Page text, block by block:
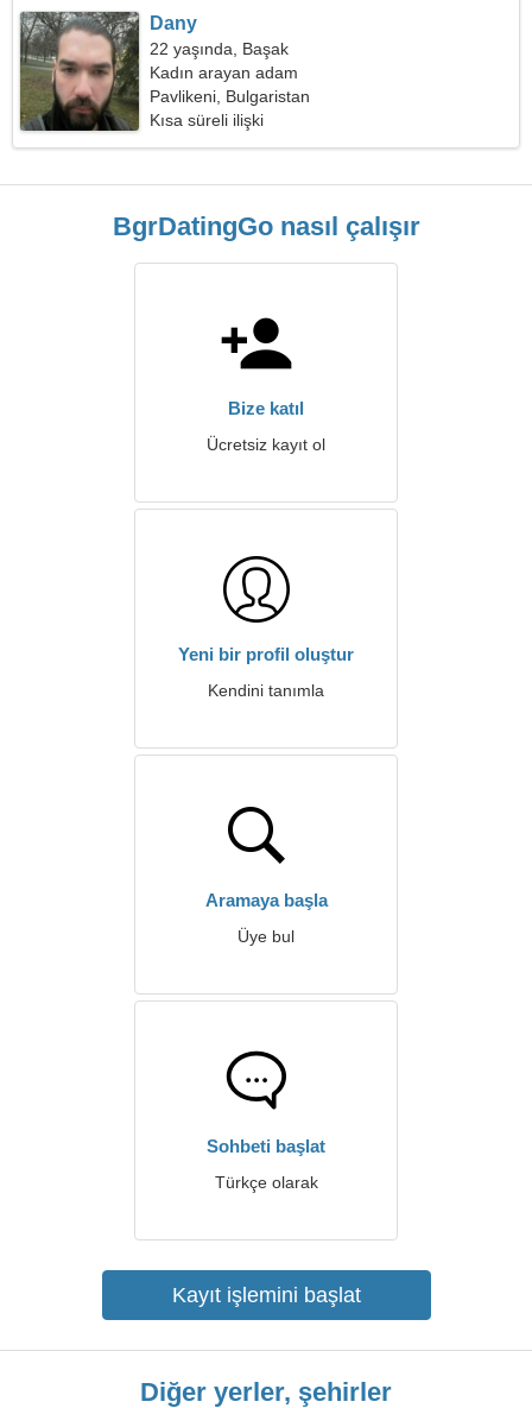
Dany
22 yaşında, Başak
Kadın arayan adam
Pavlikeni, Bulgaristan
Kısa süreli ilişki
BgrDatingGo nasıl çalışır
Bize katıl
Ücretsiz kayıt ol
Yeni bir profil oluştur
Kendini tanımla
Aramaya başla
Üye bul
Sohbeti başlat
Türkçe olarak
Kayıt işlemini başlat
Diğer yerler, şehirler